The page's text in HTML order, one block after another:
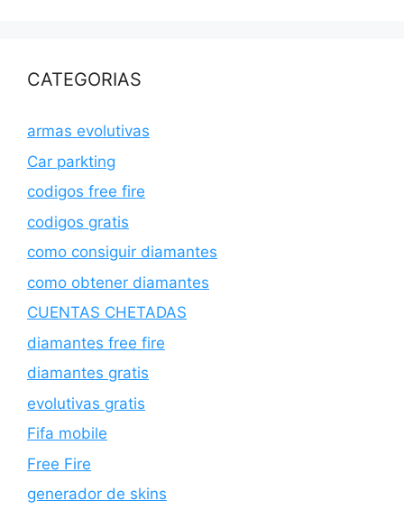
CATEGORIAS
armas evolutivas
Car parkting
codigos free fire
codigos gratis
como consiguir diamantes
como obtener diamantes
CUENTAS CHETADAS
diamantes free fire
diamantes gratis
evolutivas gratis
Fifa mobile
Free Fire
generador de skins